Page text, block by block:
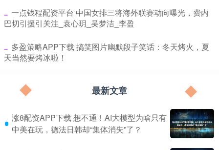
​一点钱程配资平台 中国女排三将海外联赛动向曝光，费内
巴切引援引关注_袁心玥_吴梦洁_李盈
​多盈策略APP下载 搞笑图片幽默段子笑话：冬天烤火，夏
天当然要烤冰啦！
最新文章
涨8配资APP下载 想不通！AI大模型为啥只有
中美在玩，德法日韩却“集体消失”了？